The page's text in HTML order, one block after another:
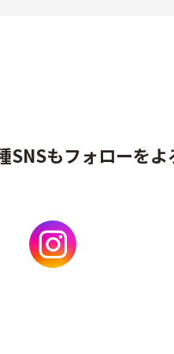
SNSもフォローを